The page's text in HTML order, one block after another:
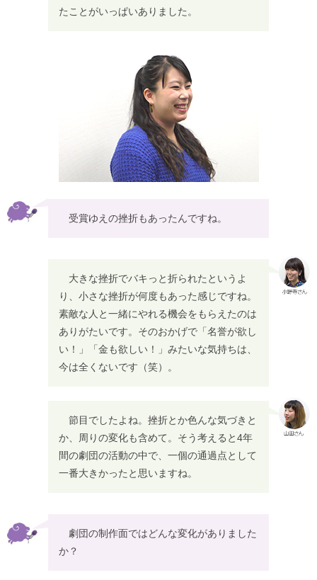
たことがいっぱいありました。
受賞ゆえの挫折もあったんですね。
大きな挫折でバキっと折られたというよ
り、小さな挫折が何度もあった感じですね。
素敵な人と一緒にやれる機会をもらえたのは
ありがたいです。そのおかげで「名誉が欲し
い！」「金も欲しい！」みたいな気持ちは、
今は全くないです（笑）。
節目でしたよね。挫折とか色んな気づきと
か、周りの変化も含めて。そう考えると4年
間の劇団の活動の中で、一個の通過点として
一番大きかったと思いますね。
劇団の制作面ではどんな変化がありました
か？